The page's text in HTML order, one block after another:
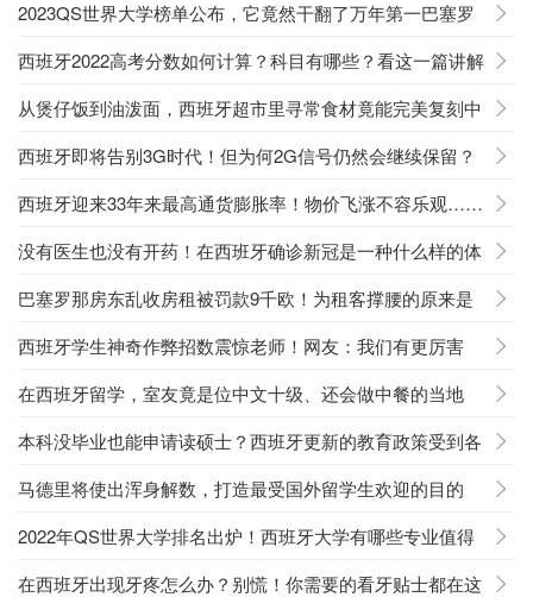
它就赢了
2023QS世界大学榜单公布，它竟然干翻了万年第一巴塞罗
那大学
西班牙2022高考分数如何计算？科目有哪些？看这一篇讲解
就够了
从煲仔饭到油泼面，西班牙超市里寻常食材竟能完美复刻中
餐？！
西班牙即将告别3G时代！但为何2G信号仍然会继续保留？
西班牙迎来33年来最高通货膨胀率！物价飞涨不容乐观……
没有医生也没有开药！在西班牙确诊新冠是一种什么样的体
验？
巴塞罗那房东乱收房租被罚款9千欧！为租客撑腰的原来是
它……
西班牙学生神奇作弊招数震惊老师！网友：我们有更厉害
的……
在西班牙留学，室友竟是位中文十级、还会做中餐的当地
人？！
本科没毕业也能申请读硕士？西班牙更新的教育政策受到各
大学支持！
马德里将使出浑身解数，打造最受国外留学生欢迎的目的
地！
2022年QS世界大学排名出炉！西班牙大学有哪些专业值得
选择？
在西班牙出现牙疼怎么办？别慌！你需要的看牙贴士都在这